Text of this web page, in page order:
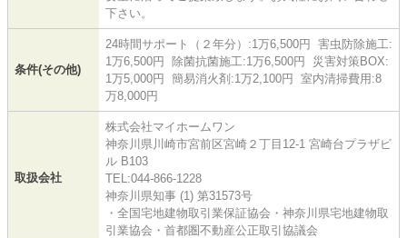
下さい。
条件(その他)
24時間サポート（２年分）:1万6,500円 害虫防除施工:
1万6,500円 除菌抗菌施工:1万6,500円 災害対策BOX:
1万5,000円 簡易消火剤:1万2,100円 室内清掃費用:8
万8,000円
取扱会社
株式会社マイホームワン
神奈川県川崎市宮前区宮崎２丁目12-1 宮崎台プラザビ
ル B103
TEL:044-866-1228
神奈川県知事 (1) 第31573号
・全国宅地建物取引業保証協会・神奈川県宅地建物取
引業協会・首都圏不動産公正取引協議会